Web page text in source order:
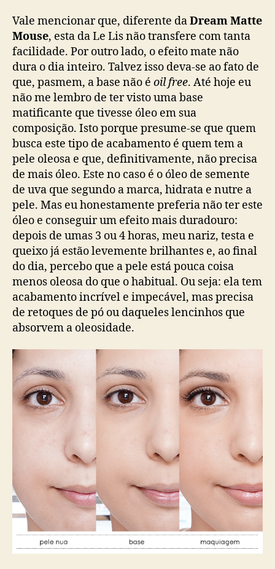
Vale mencionar que, diferente daDream Matte
Mouse, esta da Le Lis não transfere com tanta
facilidade. Por outro lado, o efeito mate não
dura o dia inteiro. Talvez isso deva-se ao fato de
que, pasmem, a base não é oil free. Até hoje eu
não me lembro de ter visto uma base
matificante que tivesse óleo em sua
composição. Isto porque presume-se que quem
busca este tipo de acabamento é quem tem a
pele oleosa e que, definitivamente, não precisa
de mais óleo. Este no caso é o óleo de semente
de uva que segundo a marca, hidrata e nutre a
pele. Mas eu honestamente preferia não ter este
óleo e conseguir um efeito mais duradouro:
depois de umas 3 ou 4 horas, meu nariz, testa e
queixo já estão levemente brilhantes e, ao final
do dia, percebo que a pele está pouca coisa
menos oleosa do que o habitual. Ou seja: ela tem
acabamento incrível e impecável, mas precisa
de retoques de pó ou daqueles lencinhos que
absorvem a oleosidade.